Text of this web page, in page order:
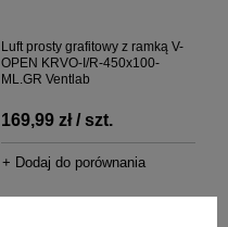
Luft prosty grafitowy z ramką V-
OPEN KRVO-I/R-450x100-
ML.GR Ventlab
169,99 zł / szt.
+ Dodaj do porównania